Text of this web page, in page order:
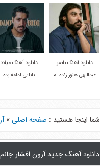
دانلود آهنگ ناصر
عبداللهی هنوز زنده ام
دانلود آهنگ میلاد
بابایی ادامه بده
شما اینجا هستید : صفحه اصلی»
دانلود آهنگ جدید آرون افشار